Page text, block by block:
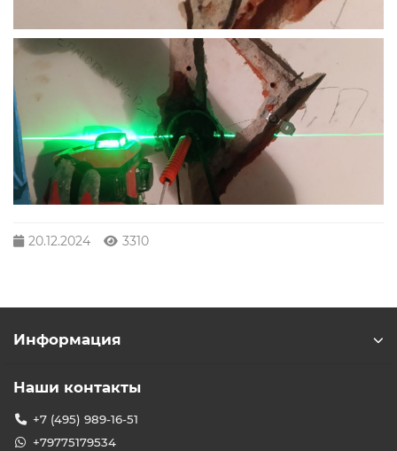
20.12.2024 3310
Информация
Наши контакты
+7 (495) 989-16-51
+79775179534